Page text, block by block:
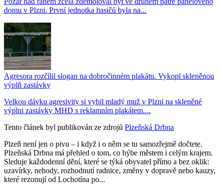
domu v Plzni. První jednotka hasičů byla na...
Agresora rozčílil slogan na dobročinném plakátu. Vykopl skleněnou
výplň zastávky
Velkou dávku agresivity si vybil mladý muž v Plzni na skleněné
výplni zastávky MHD s reklamním plakátem....
Tento článek byl publikován ze zdrojů Plzeňská Drbna
Plzeň není jen o pivu – i když i o něm se tu samozřejmě dočtete.
Plzeňská Drbna má přehled o tom, co hýbe městem i celým krajem.
Sleduje každodenní dění, které se týká obyvatel přímo a bez oklik:
uzavírky, nehody, rozhodnutí radnice, změny v dopravě nebo kauzy,
které rezonují od Lochotína po...